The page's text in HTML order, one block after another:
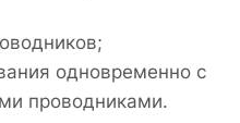
одновременно с
проводниками.